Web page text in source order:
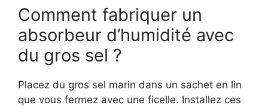
Comment fabriquer un
absorbeur d’humidité avec
du gros sel ?
Placez du gros sel marin dans un sachet en lin
que vous fermez avec une ficelle. Installez ces